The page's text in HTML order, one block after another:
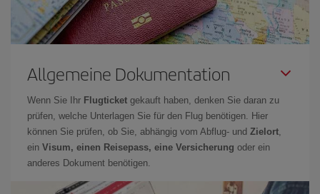
Allgemeine Dokumentation
Wenn Sie Ihr Flugticket gekauft haben, denken Sie daran zu
prüfen, welche Unterlagen Sie für den Flug benötigen. Hier
können Sie prüfen, ob Sie, abhängig vom Abflug- und Zielort,
ein Visum, einen Reisepass, eine Versicherung oder ein
anderes Dokument benötigen.